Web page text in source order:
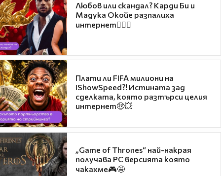
Любов или скандал? Карди Би и
Мадука Окойе разпалиха
интернет❤️‍🔥🔥
Плати ли FIFA милиони на
IShowSpeed?! Истината зад
сделката, която разтърси целия
интернет🤑💥
„Game of Thrones“ най-накрая
получава PC версията която
чакахме🎮🤩